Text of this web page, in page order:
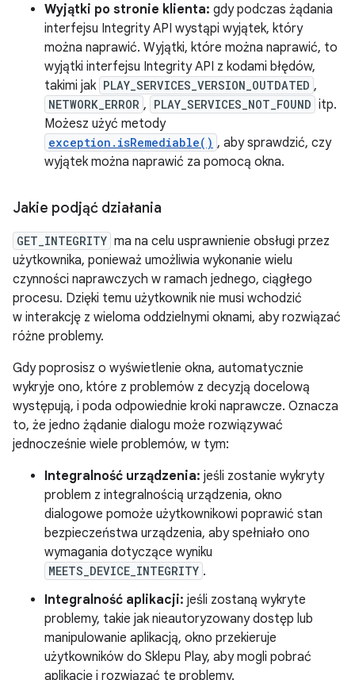
Wyjątki po stronie klienta: gdy podczas żądania
interfejsu Integrity API wystąpi wyjątek, który
można naprawić. Wyjątki, które można naprawić, to
wyjątki interfejsu Integrity API z kodami błędów,
takimi jak PLAY_SERVICES_VERSION_OUTDATED ,
NETWORK_ERROR , PLAY_SERVICES_NOT_FOUND itp.
Możesz użyć metody
exception.isRemediable() , aby sprawdzić, czy
wyjątek można naprawić za pomocą okna.
Jakie podjąć działania
GET_INTEGRITY ma na celu usprawnienie obsługi przez
użytkownika, ponieważ umożliwia wykonanie wielu
czynności naprawczych w ramach jednego, ciągłego
procesu. Dzięki temu użytkownik nie musi wchodzić
w interakcję z wieloma oddzielnymi oknami, aby rozwiązać
różne problemy.
Gdy poprosisz o wyświetlenie okna, automatycznie
wykryje ono, które z problemów z decyzją docelową
występują, i poda odpowiednie kroki naprawcze. Oznacza
to, że jedno żądanie dialogu może rozwiązywać
jednocześnie wiele problemów, w tym:
Integralność urządzenia: jeśli zostanie wykryty
problem z integralnością urządzenia, okno
dialogowe pomoże użytkownikowi poprawić stan
bezpieczeństwa urządzenia, aby spełniało ono
wymagania dotyczące wyniku
MEETS_DEVICE_INTEGRITY .
Integralność aplikacji: jeśli zostaną wykryte
problemy, takie jak nieautoryzowany dostęp lub
manipulowanie aplikacją, okno przekieruje
użytkowników do Sklepu Play, aby mogli pobrać
aplikację i rozwiązać te problemy.